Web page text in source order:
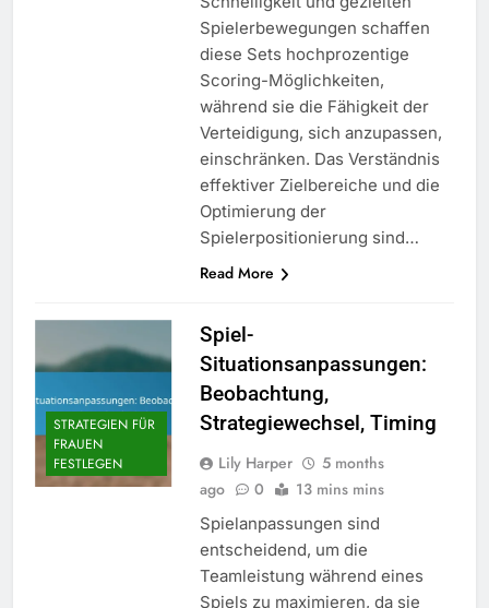
Spielerbewegungen schaffen
diese Sets hochprozentige
Scoring-Möglichkeiten,
während sie die Fähigkeit der
Verteidigung, sich anzupassen,
einschränken. Das Verständnis
effektiver Zielbereiche und die
Optimierung der
Spielerpositionierung sind…
Read More
STRATEGIEN FÜR
FRAUEN
FESTLEGEN
Spiel-
Situationsanpassungen:
Beobachtung,
Strategiewechsel, Timing
Lily Harper
5 months
ago
0 13 mins mins
Spielanpassungen sind
entscheidend, um die
Teamleistung während eines
Spiels zu maximieren, da sie